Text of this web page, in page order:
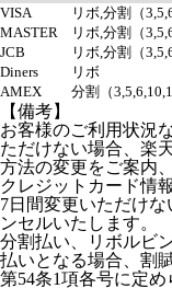
VISA
リボ,分割（
MASTER
リボ,分割（
JCB
リボ,分割（
Diners
リボ
AMEX
分割（
【備考】
お客様のご利用状況
ただけない場合、楽
方法の変更をご案内
クレジットカード情
7日間変更いただけ
ンセルいたします。
分割払い、リボルビ
払いとなる場合、割
第54条1項各号に定